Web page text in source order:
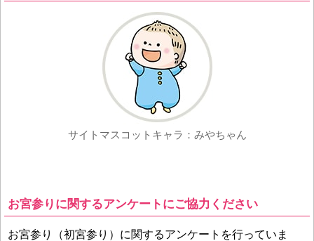
サイトマスコットキャラ：みやちゃん
お宮参りに関するアンケートにご協力ください
お宮参り（初宮参り）に関するアンケートを行っていま